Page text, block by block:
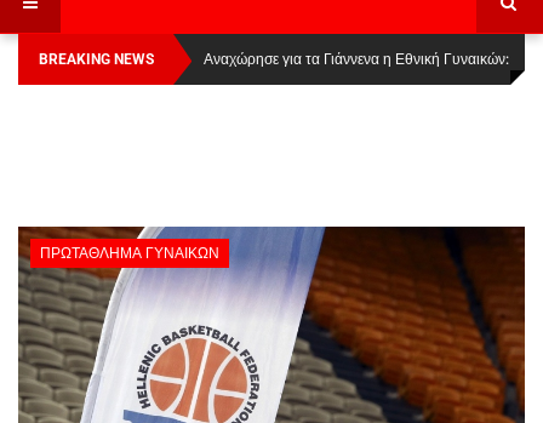
BREAKING NEWS
Οι Πάνθηρες Καβάλας στην Women Basketball
League 1
Αναχώρησε για τα Γιάννενα η Εθνική Γυναικών:
ΠΡΩΤΆΘΛΗΜΑ ΓΥΝΑΙΚΏΝ